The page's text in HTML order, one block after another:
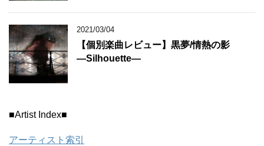
2021/03/04
【個別楽曲レビュー】黒夢/情熱の影
―Silhouette―
■Artist Index■
アーティスト索引